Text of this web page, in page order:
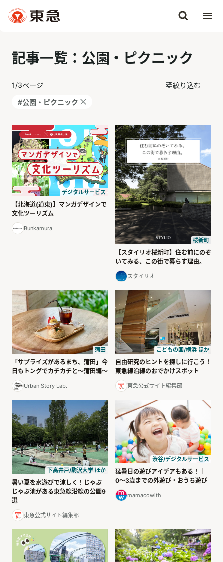
記事一覧：公園・ピクニック
1/3ページ
絞り込む
#公園・ピクニック
デジタルサービス
【北海道(道東)】マンガデザインで
文化ツーリズム
Bunkamura
桜新町
【スタイリオ桜新町】住む前にのぞ
いてみる、この街で暮らす理由。
スタイリオ
蒲田
「サプライズがあるまち、蒲田」今
日もトングでカチカチと〜蒲田編〜
Urban Story Lab.
こどもの国/横浜 ほか
自由研究のヒントを探しに行こう！
東急線沿線のおでかけスポット
東急公式サイト編集部
下高井戸/駒沢大学 ほか
暑い夏を水遊びで涼しく！じゃぶ
じゃぶ池がある東急線沿線の公園9
選
東急公式サイト編集部
渋谷/デジタルサービス
猛暑日の遊びアイデアもある！｜
0〜3歳までの外遊び・おうち遊び
mamacowith